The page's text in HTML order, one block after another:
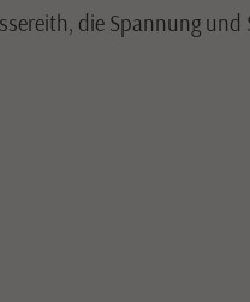
die Spannung und